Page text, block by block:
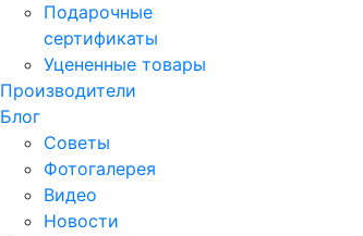
Подарочные
сертификаты
Уцененные товары
Производители
Блог
Советы
Фотогалерея
Видео
Новости